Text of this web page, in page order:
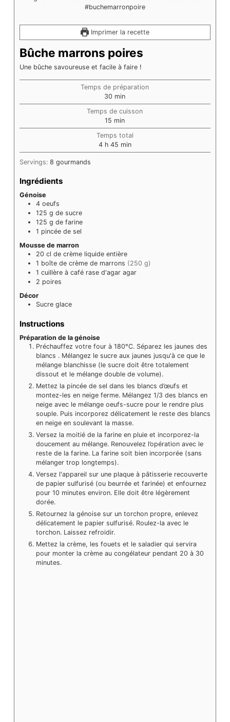
Imprimer la recette
Bûche marrons poires
Une bûche savoureuse et facile à faire !
Temps de préparation
30 minutes
min
Temps de cuisson
15 minutes
min
Temps total
4heures
h 45minutes
min
Servings: 8 gourmands
Ingrédients
Génoise
4 oeufs
125 g de sucre
125 g de farine
1 pincée de sel
Mousse de marron
20 cl de crème liquide entière
1 boîte de crème de marrons (250 g)
1 cuillère à café rase d'agar agar
2 poires
Décor
Sucre glace
Instructions
Préparation de la génoise
Préchauffez votre four à 180°C. Séparez les jaunes des
blancs . Mélangez le sucre aux jaunes jusqu'à ce que le
mélange blanchisse (le sucre doit être totalement
dissout et le mélange double de volume).
Mettez la pincée de sel dans les blancs d’œufs et
montez-les en neige ferme. Mélangez 1/3 des blancs en
neige avec le mélange oeufs-sucre pour le rendre plus
souple. Puis incorporez délicatement le reste des blancs
en neige en soulevant la masse.
Versez la moitié de la farine en pluie et incorporez-la
doucement au mélange. Renouvelez l’opération avec le
reste de la farine. La farine soit bien incorporée (sans
mélanger trop longtemps).
Versez l'appareil sur une plaque à pâtisserie recouverte
de papier sulfurisé (ou beurrée et farinée) et enfournez
pour 10 minutes environ. Elle doit être légèrement
dorée.
Retournez la génoise sur un torchon propre, enlevez
délicatement le papier sulfurisé. Roulez-la avec le
torchon. Laissez refroidir.
Mettez la crème, les fouets et le saladier qui servira
pour monter la crème au congélateur pendant 20 à 30
minutes.